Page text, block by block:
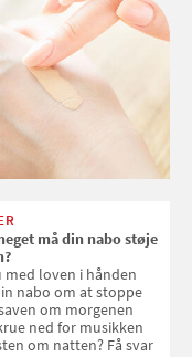
må din nabo støje
med loven i hånden
nabo om at stoppe
om morgenen
ned for musikken
om natten? Få svar